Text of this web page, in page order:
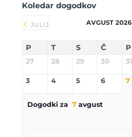
Koledar dogodkov
JULIJ AVGUST 2026
P T S Č P
27 28 29 30 31
3 4 5 6 7
Dogodki za 7avgust